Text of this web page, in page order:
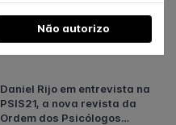
Não autorizo
Daniel Rijo em entrevista na
PSIS21, a nova revista da
Ordem dos Psicólogos